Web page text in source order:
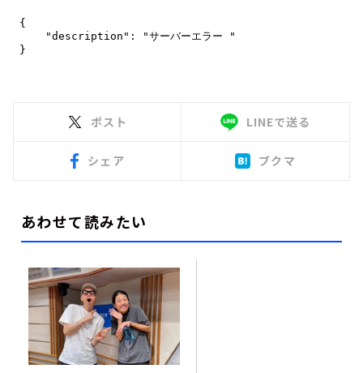
ポスト LINEで送る
シェア ブクマ
あわせて読みたい